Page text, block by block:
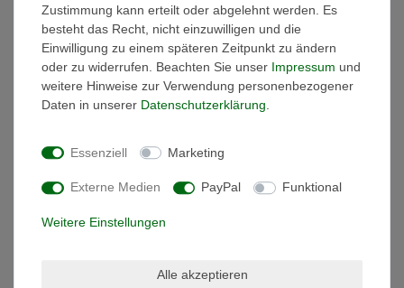
Die dauerhafte und stabile Form zeichnet die Badematte ebenso
aus wie die Bordüre die sich beim waschen nicht zusammenzieht
- hohe Strapazierfähigkeit und Langlebigkeit steht hier an erster
Der verwendete, hochwertige Naturstoff Baumwolle ist besonders
hochwertige Ringgarn mit kurzem dichten Flor verhindert ein
wie beispielsweise Schmuck.
Julie Julsen® hat auch eine wunderschöne
Zustimmung kann erteilt oder abgelehnt werden. Es
besteht das Recht, nicht einzuwilligen und die
Einwilligung zu einem späteren Zeitpunkt zu ändern
oder zu widerrufen. Beachten Sie unser Impressum und
weitere Hinweise zur Verwendung personenbezogener
Daten in unserer Daten­schutz­erklärung.
Essenziell Marketing
Externe Medien PayPal Funktional
Weitere Einstellungen
Alle akzeptieren